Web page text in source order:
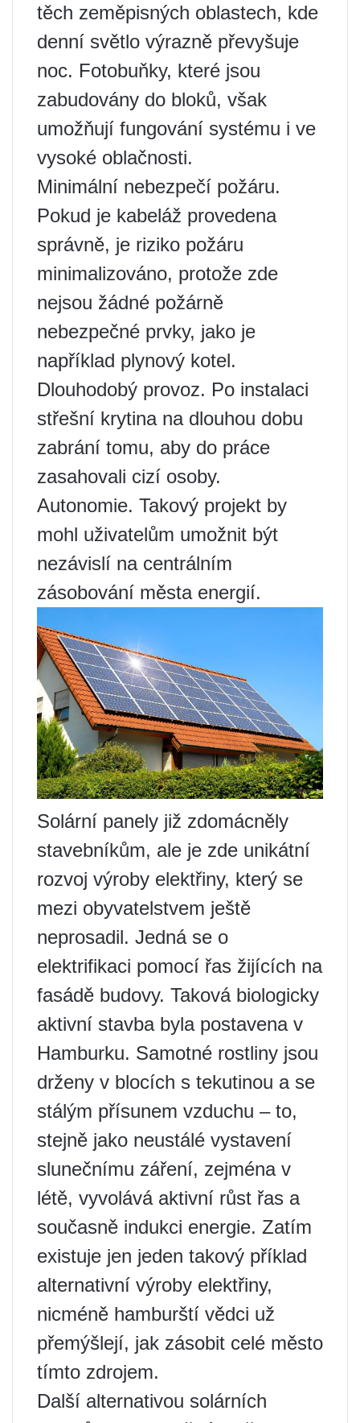
těch zeměpisných oblastech, kde
denní světlo výrazně převyšuje
noc. Fotobuňky, které jsou
zabudovány do bloků, však
umožňují fungování systému i ve
vysoké oblačnosti.
Minimální nebezpečí požáru.
Pokud je kabeláž provedena
správně, je riziko požáru
minimalizováno, protože zde
nejsou žádné požárně
nebezpečné prvky, jako je
například plynový kotel.
Dlouhodobý provoz. Po instalaci
střešní krytina na dlouhou dobu
zabrání tomu, aby do práce
zasahovali cizí osoby.
Autonomie. Takový projekt by
mohl uživatelům umožnit být
nezávislí na centrálním
zásobování města energií.
Solární panely již zdomácněly
stavebníkům, ale je zde unikátní
rozvoj výroby elektřiny, který se
mezi obyvatelstvem ještě
neprosadil. Jedná se o
elektrifikaci pomocí řas žijících na
fasádě budovy. Taková biologicky
aktivní stavba byla postavena v
Hamburku. Samotné rostliny jsou
drženy v blocích s tekutinou a se
stálým přísunem vzduchu – to,
stejně jako neustálé vystavení
slunečnímu záření, zejména v
létě, vyvolává aktivní růst řas a
současně indukci energie. Zatím
existuje jen jeden takový příklad
alternativní výroby elektřiny,
nicméně hamburští vědci už
přemýšlejí, jak zásobit celé město
tímto zdrojem.
Další alternativou solárních